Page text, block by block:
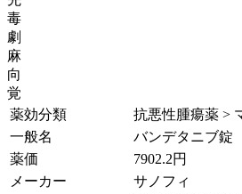
毒
劇
麻
向
覚
薬効分類
抗悪性腫瘍薬 >
一般名
バンデタニブ錠
薬価
7902.2円
メーカー
サノフィ